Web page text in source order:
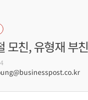
모친, 유형재 부친